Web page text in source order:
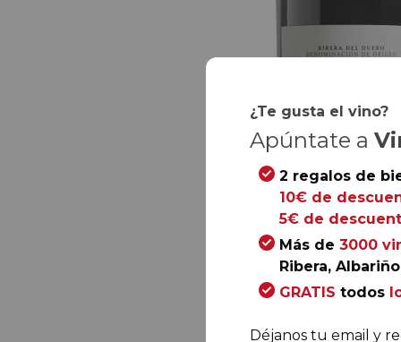
¿Te gusta el vino?
Apúntate a
2 regalos de
10€ de
5€ de
Más de 3000
Ribera,
GRATIS todos
Déjanos tu email y